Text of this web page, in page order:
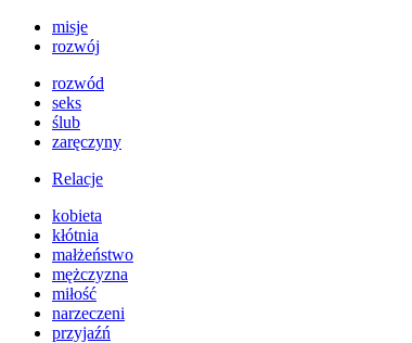
misje
rozwój
rozwód
seks
ślub
zaręczyny
Relacje
kobieta
kłótnia
małżeństwo
mężczyzna
miłość
narzeczeni
przyjaźń